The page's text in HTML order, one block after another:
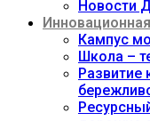
Новости
Кампус
Школа –
Развитие